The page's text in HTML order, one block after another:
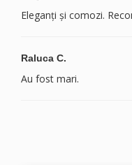
Eleganți și comozi.
Raluca C.
Au fost mari.